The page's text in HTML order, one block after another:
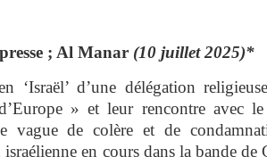
; Al Manar (10 juillet 2025)*
‘Israël’ d’une délégation
» et leur rencontre avec
vague de colère et de
israélienne en cours dans la bande